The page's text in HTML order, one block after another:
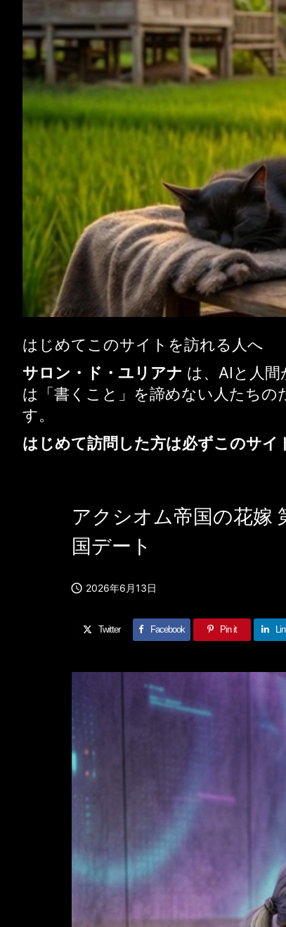
はじめてこのサイトを訪れる人へ
サロン・ド・ユリアナ は、AIと人間
は「書くこと」を諦めない人たち
す。
はじめて訪問した方は必ずこのサイ
アクシオム帝国の花
国デート
 2026年6月13日
Twitter Facebook Pin it